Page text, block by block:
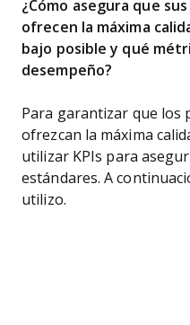
¿Cómo asegura que
ofrecen la máxima
bajo posible y qué
desempeño?
Para garantizar que los
ofrezcan la máxima
utilizar KPIs para
estándares. A
utilizo.